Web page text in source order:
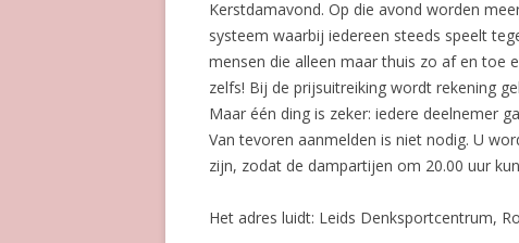
Kerstdamavond. Op die avond worden
systeem waarbij iedereen steeds speelt
mensen die alleen maar thuis zo af en toe
zelfs! Bij de prijsuitreiking wordt rekening
Maar één ding is zeker: iedere deelnemer
Van tevoren aanmelden is niet nodig. U
zijn, zodat de dampartijen om 20.00 uur
Het adres luidt: Leids Denksportcentrum,